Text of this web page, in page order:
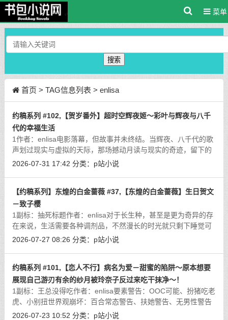
菜单
搜索
首页 > TAG信息列表 > enlisa
约稿系列 #102,【贺岁番外】超时空辉夜姬～彩叶与辉夜与八千
代的幸福生活
1作者：enlisa电影落幕，但故事并未终结。当辉夜、八千代的歌
声划过现实与虚拟的天际，那场撼动月读与现实的奇迹，留下的
不仅仅是重逢的喜悦，更是一个全新的开始。网络世界因终极直
2026-07-31 17:42 分类： p站小说
【约稿系列】东煌的白金蔷薇 #37,【东煌的白金蔷薇】生日贺文
－致子樱
1副标：抽死标题作者：enlisa对于长生种，甚至是更为奇异的存
在来说，生活需要各种调剂品，不然漫长的时光就只剩下睡觉可
以打发时间。短生种的时间观念、生活的步调对于她们来说十分
2026-07-27 08:26 分类： p站小说
约稿系列 #101,【恋人不行】病名为爱－甜蜜的陷阱～原本想要
展现自己游刃有余的纱月被玲奈子反过来吃干抹净～！
1副标：王总没得吃作者：enlisa要素警告：OOC可能、扮猪吃老
虎、小别扭世界观崩坏：百合常态警告、扶她警告、无男性警告
－致过去的我：若妳正期待一个关于爱的故事，请现在就阖上这
2026-07-23 10:52 分类： p站小说